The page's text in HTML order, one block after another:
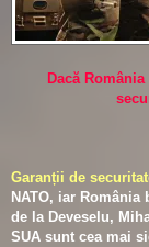
ar alege să
securitate,
Garanții de
NATO, iar
de la Deveselu,
SUA sunt cea mai